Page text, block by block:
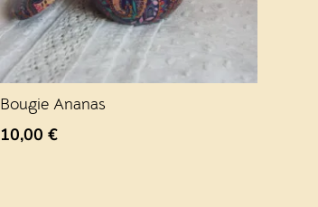
Bougie Ananas
10,00€